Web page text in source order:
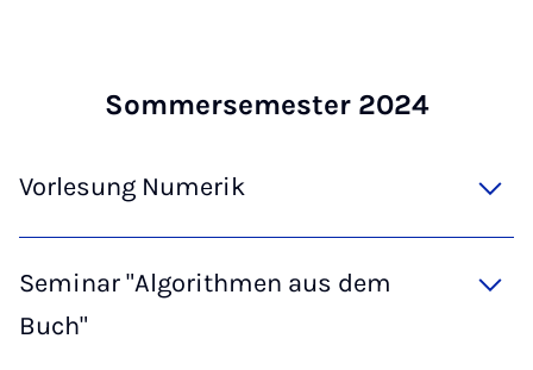
Som­mersemester 2024
Vorlesung Numerik
Seminar "Algorithmen aus dem
Buch"